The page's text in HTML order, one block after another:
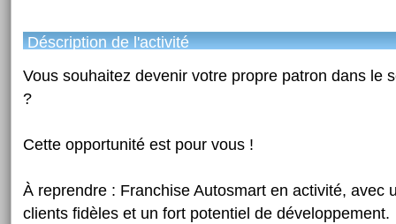
Déscription de l'activité
Vous souhaitez devenir votre propre patron dans le
?
Cette opportunité est pour vous !
À reprendre : Franchise Autosmart en activité, avec
clients fidèles et un fort potentiel de développement.